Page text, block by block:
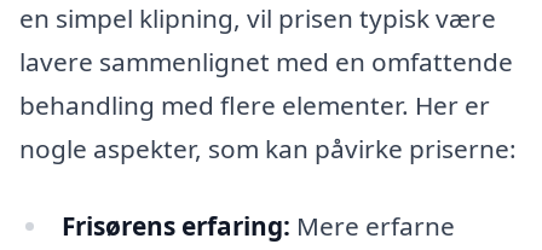
en simpel klipning, vil prisen typisk være
lavere sammenlignet med en omfattende
behandling med flere elementer. Her er
nogle aspekter, som kan påvirke priserne:
Frisørens erfaring: Mere erfarne